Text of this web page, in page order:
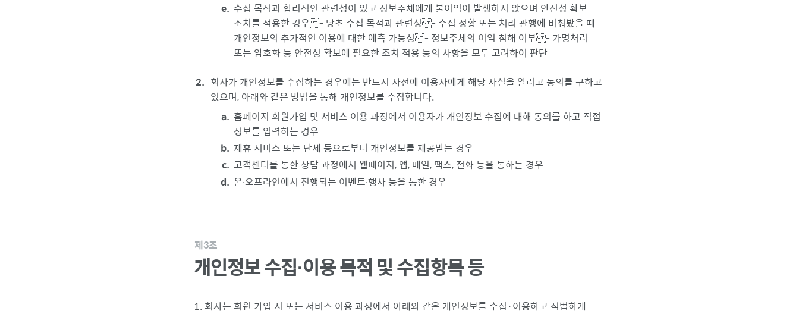
수집 목적과 합리적인 관련성이 있고 정보주체에게 불이익이 발생하지 않으며 안전성 확보
조치를 적용한 경우 - 당초 수집 목적과 관련성 - 수집 정황 또는 처리 관행에 비춰봤을 때
개인정보의 추가적인 이용에 대한 예측 가능성 - 정보주체의 이익 침해 여부 - 가명처리
또는 암호화 등 안전성 확보에 필요한 조치 적용 등의 사항을 모두 고려하여 판단
회사가 개인정보를 수집하는 경우에는 반드시 사전에 이용자에게 해당 사실을 알리고 동의를 구하고
있으며, 아래와 같은 방법을 통해 개인정보를 수집합니다.
홈페이지 회원가입 및 서비스 이용 과정에서 이용자가 개인정보 수집에 대해 동의를 하고 직접
정보를 입력하는 경우
제휴 서비스 또는 단체 등으로부터 개인정보를 제공받는 경우
고객센터를 통한 상담 과정에서 웹페이지, 앱, 메일, 팩스, 전화 등을 통하는 경우
온∙오프라인에서 진행되는 이벤트∙행사 등을 통한 경우
제3조
개인정보 수집∙이용 목적 및 수집항목 등
1. 회사는 회원 가입 시 또는 서비스 이용 과정에서 아래와 같은 개인정보를 수집·이용하고 적법하게